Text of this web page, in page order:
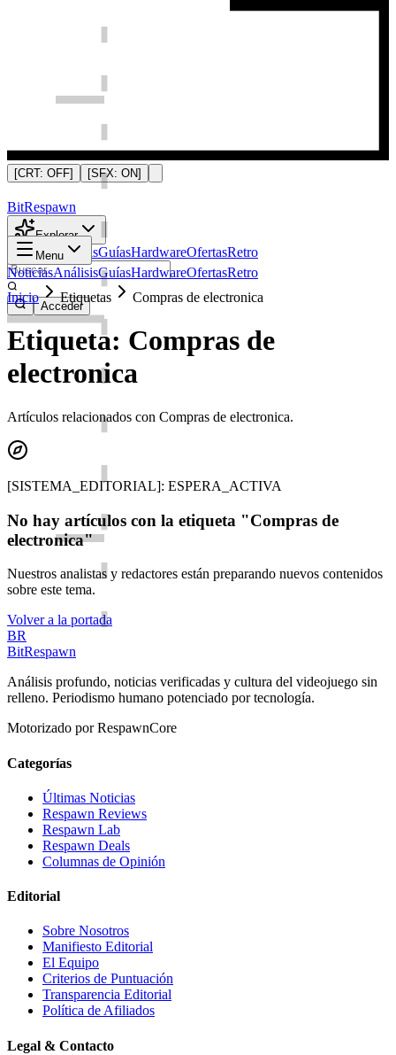
[CRT: OFF] [SFX: ON]
BitRespawn
Explorar
NoticiasAnálisisGuíasHardwareOfertasRetro
Acceder
Menu
NoticiasAnálisisGuíasHardwareOfertasRetro
Inicio
Etiquetas Compras de electronica
Etiqueta: Compras de
electronica
Artículos relacionados con Compras de electronica.
[SISTEMA_EDITORIAL]: ESPERA_ACTIVA
No hay artículos con la etiqueta "Compras de
electronica"
Nuestros analistas y redactores están preparando nuevos contenidos
sobre este tema.
Volver a la portada
BR
BitRespawn
Análisis profundo, noticias verificadas y cultura del videojuego sin
relleno. Periodismo humano potenciado por tecnología.
Motorizado por RespawnCore
Categorías
Últimas Noticias
Respawn Reviews
Respawn Lab
Respawn Deals
Columnas de Opinión
Editorial
Sobre Nosotros
Manifiesto Editorial
El Equipo
Criterios de Puntuación
Transparencia Editorial
Política de Afiliados
Legal & Contacto